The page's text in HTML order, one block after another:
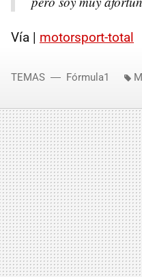
Vía | motorsport-total
TEMAS Fórmula1